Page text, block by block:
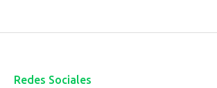
Redes Sociales